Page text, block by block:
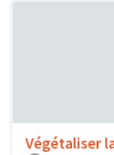
Végétaliser